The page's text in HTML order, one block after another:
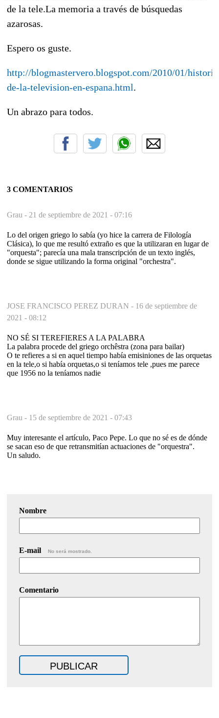
de la tele.La memoria a través de búsquedas
azarosas.
Espero os guste.
http://blogmastervero.blogspot.com/2010/01/
de-la-television-en-espana.html.
Un abrazo para todos.
3 COMENTARIOS
Grau - 21 de septiembre de 2021 - 07:16
Lo del origen griego lo sabía (yo hice la carrera de Filología
Clásica), lo que me resultó extraño es que la utilizaran en lugar de
"orquesta"; parecía una mala transcripción de un texto inglés,
donde se sigue utilizando la forma original "orchestra".
JOSE FRANCISCO PEREZ DURAN - 16 de septiembre de
2021 - 08:12
NO SÉ SI TEREFIERES A LA PALABRA
La palabra procede del griego orchêstra (zona para bailar)
O te refieres a si en aquel tiempo había emisiniones de las orquetas
en la tele,o si había orquetas,o si teníamos tele ,pues me parece
que 1956 no la teníamos nadie
Grau - 15 de septiembre de 2021 - 07:43
Muy interesante el artículo, Paco Pepe. Lo que no sé es de dónde
se sacan eso de que retransmitían actuaciones de "orquestra".
Un saludo.
Nombre
E-mail No será mostrado.
Comentario